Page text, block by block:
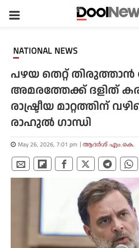
NATIONAL NEWS
പഴയ തെറ്റ്
അമരത്തേക്ക് ദളിത്
രാഷ്ട്രീയ മാറ്റത്തിന്
രാഹുൽ ഗാന്ധി
May 26, 2026, 7:01 pm ആദർശ് എം.കെ.